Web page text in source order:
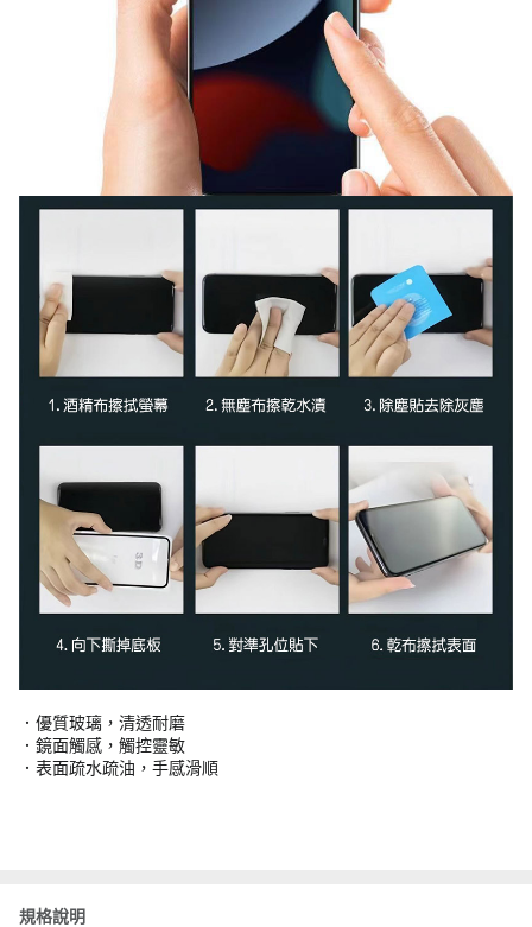
．優質玻璃，清透耐磨
．鏡面觸感，觸控靈敏
．表面疏水疏油，手感滑順
規格說明